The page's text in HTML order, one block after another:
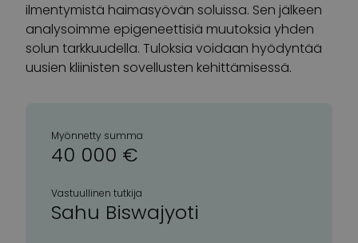
ilmentymistä haimasyövän soluissa. Sen jälkeen
analysoimme epigeneettisiä muutoksia yhden
solun tarkkuudella. Tuloksia voidaan hyödyntää
uusien kliinisten sovellusten kehittämisessä.
Myönnetty summa
40 000 €
Vastuullinen tutkija
Sahu Biswajyoti